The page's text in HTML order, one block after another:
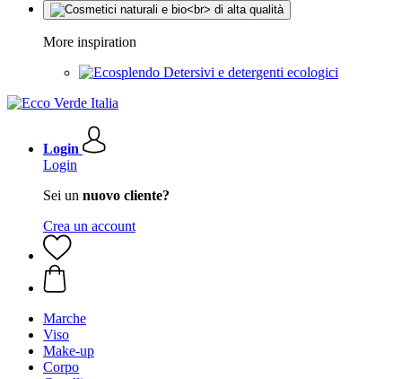
More inspiration
Detersivi e detergenti ecologici
Login
Login
Sei un nuovo cliente?
Crea un account
Marche
Viso
Make-up
Corpo